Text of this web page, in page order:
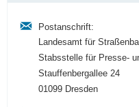
Postanschrift:
Landesamt für
Stabsstelle für Presse-
Stauffenbergallee 24
01099 Dresden